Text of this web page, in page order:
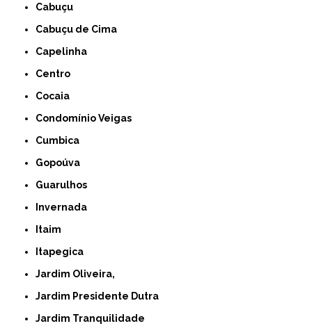
Cabuçu
Cabuçu de Cima
Capelinha
Centro
Cocaia
Condomínio Veigas
Cumbica
Gopoúva
Guarulhos
Invernada
Itaim
Itapegica
Jardim Oliveira,
Jardim Presidente Dutra
Jardim Tranquilidade